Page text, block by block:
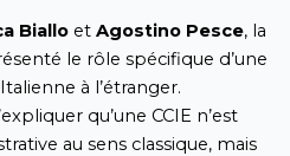
Bialloet Agostino Pesce, la
le rôle spécifique d’une
à l’étranger.
qu’une CCIE n’est
au sens classique, mais